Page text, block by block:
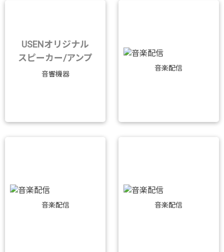
USENオリジナル
スピーカー/アンプ
音響機器
音楽配信
音楽配信 音楽配信